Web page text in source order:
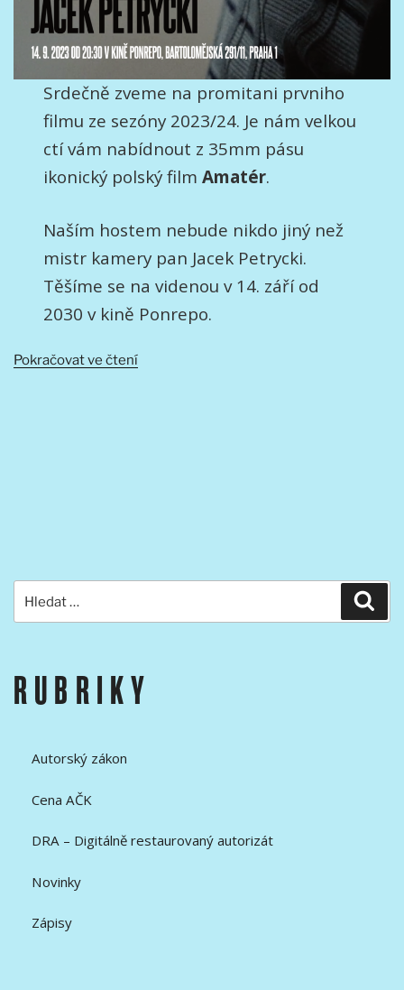
Srdečně zveme na promitani prvniho
filmu ze sezóny 2023/24. Je nám velkou
ctí vám nabídnout z 35mm pásu
ikonický polský filmAmatér.
Naším hostem nebude nikdo jiný než
mistr kamery pan Jacek Petrycki.
Těšíme se na videnou v 14. září od
2030 v kině Ponrepo.
Pokračovat ve čtení„Projekce
RUBRIKY
Autorský zákon
Cena AČK
DRA – Digitálně restaurovaný autorizát
Novinky
Zápisy